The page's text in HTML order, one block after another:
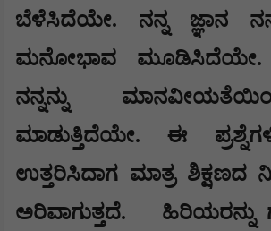
ಬೆಳೆಸಿದೆಯೇ. ನನ್ನ ಜ್ಞಾನ
ಮನೋಭಾವ ಮೂಡಿಸಿದೆಯೇ.
ನನ್ನನ್ನು
ಮಾಡುತ್ತಿದೆಯೇ. ಈ
ಉತ್ತರಿಸಿದಾಗ ಮಾತ್ರ ಶಿಕ್ಷಣದ
ಅರಿವಾಗುತ್ತದೆ.
ಹಿರಿಯರನ್ನು